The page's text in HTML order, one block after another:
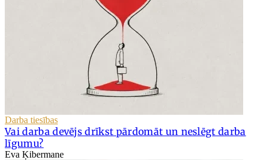
Darba tiesības
Vai darba devējs drīkst pārdomāt un neslēgt darba
līgumu?
Eva Ķibermane